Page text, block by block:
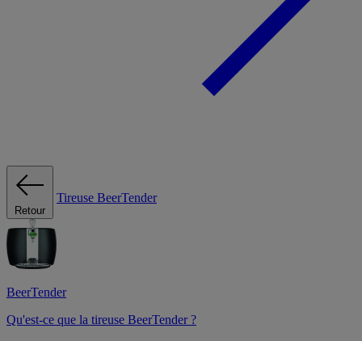
Retour
Tireuse BeerTender
BeerTender
Qu'est-ce que la tireuse BeerTender ?